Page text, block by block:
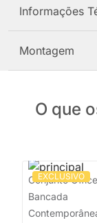
Informações
Montagem
O que
EXCLUSIVO
Conjunto
Bancada